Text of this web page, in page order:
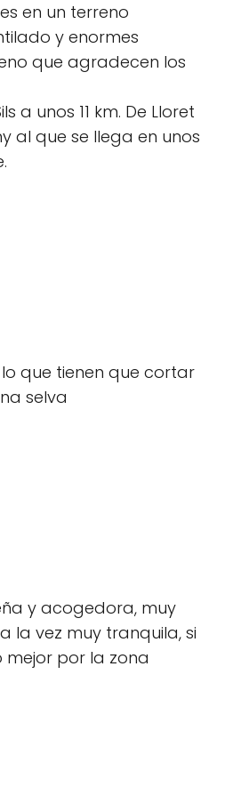
en un terreno
y enormes
que agradecen los
a unos 11 km. De Lloret
al que se llega en unos
que tienen que cortar
selva
y acogedora, muy
la vez muy tranquila, si
mejor por la zona